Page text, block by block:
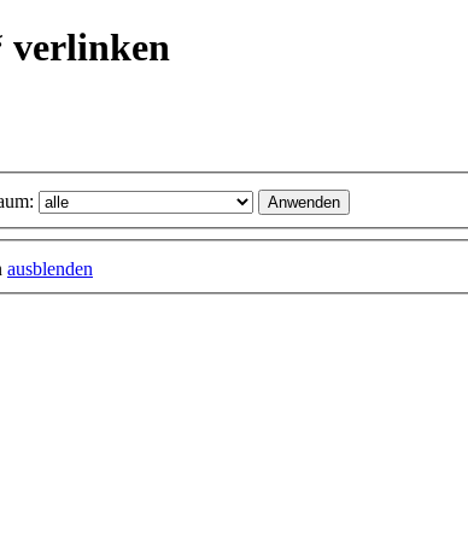
verlinken
ausblenden